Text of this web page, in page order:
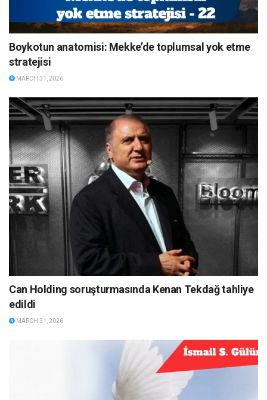
Boykotun anatomisi: Mekke’de toplumsal yok etme
stratejisi
MARCH 31, 2026
Can Holding soruşturmasında Kenan Tekdağ tahliye
edildi
MARCH 31, 2026